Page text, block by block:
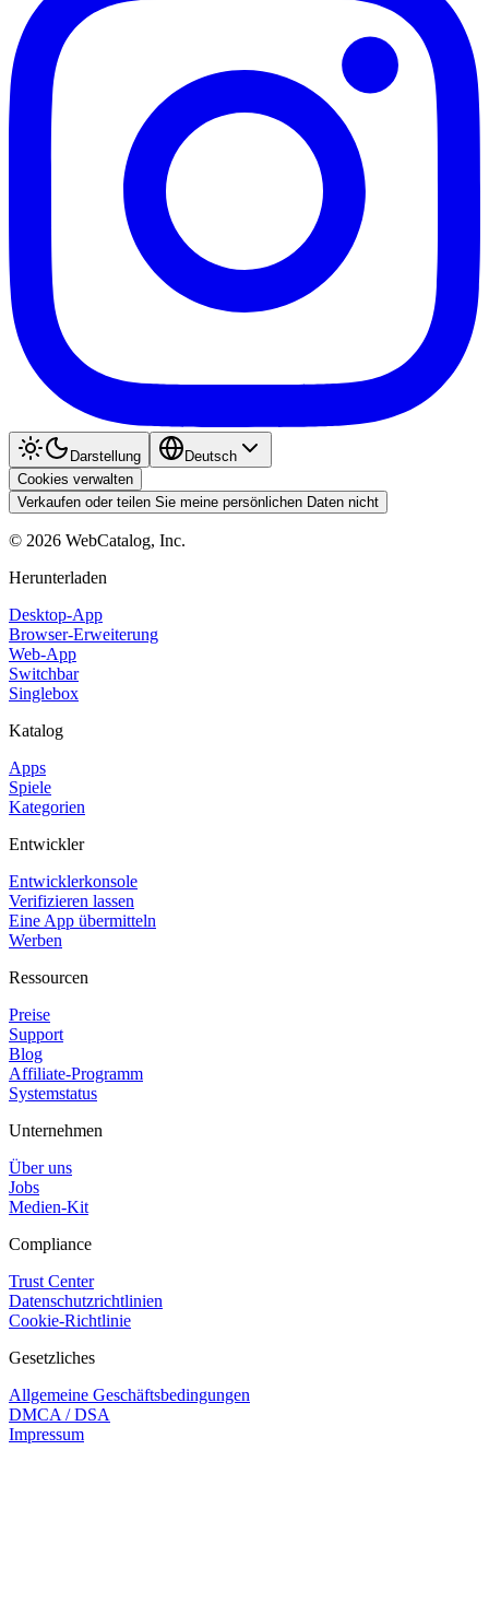
Darstellung
Deutsch
Cookies verwalten
Verkaufen oder teilen Sie meine persönlichen Daten nicht
© 2026 WebCatalog, Inc.
Herunterladen
Desktop-App
Browser-Erweiterung
Web-App
Switchbar
Singlebox
Katalog
Apps
Spiele
Kategorien
Entwickler
Entwicklerkonsole
Verifizieren lassen
Eine App übermitteln
Werben
Ressourcen
Preise
Support
Blog
Affiliate-Programm
Systemstatus
Unternehmen
Über uns
Jobs
Medien-Kit
Compliance
Trust Center
Datenschutzrichtlinien
Cookie-Richtlinie
Gesetzliches
Allgemeine Geschäftsbedingungen
DMCA / DSA
Impressum